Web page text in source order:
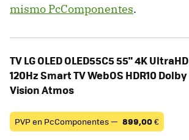
mismo PcComponentes.
TV LG OLED OLED55C5 55" 4K UltraHD
120Hz Smart TV WebOS HDR10 Dolby
Vision Atmos
PVP en PcComponentes — 899,00€